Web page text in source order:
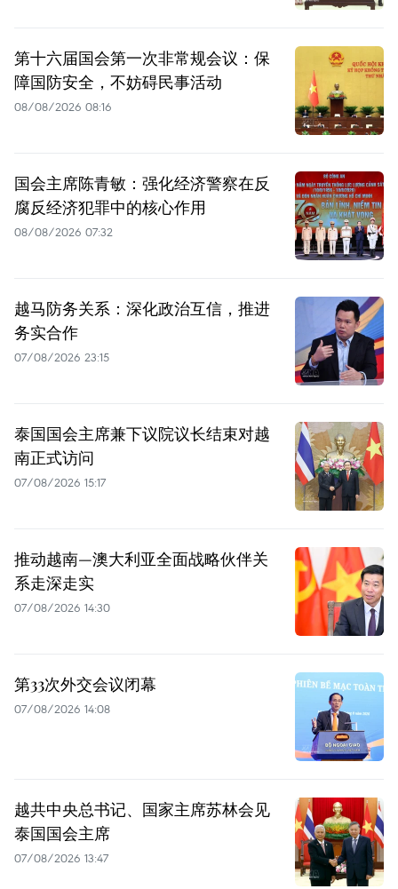
第十六届国会第一次非常规会议：保
障国防安全，不妨碍民事活动
08/08/2026 08:16
国会主席陈青敏：强化经济警察在反
腐反经济犯罪中的核心作用
08/08/2026 07:32
越马防务关系：深化政治互信，推进
务实合作
07/08/2026 23:15
泰国国会主席兼下议院议长结束对越
南正式访问
07/08/2026 15:17
推动越南—澳大利亚全面战略伙伴关
系走深走实
07/08/2026 14:30
第33次外交会议闭幕
07/08/2026 14:08
越共中央总书记、国家主席苏林会见
泰国国会主席
07/08/2026 13:47